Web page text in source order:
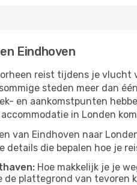
Eindhoven
reist tijdens je vlucht
steden meer dan
en aankomstpunten
in Londen
van Eindhoven naar
details die bepalen hoe je
Hoe makkelijk je je
de plattegrond van tevoren